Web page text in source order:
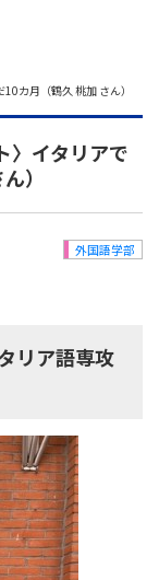
カ月（鶴久 桃加 さん）
〉イタリアで
）
外国語学部
リア語専攻